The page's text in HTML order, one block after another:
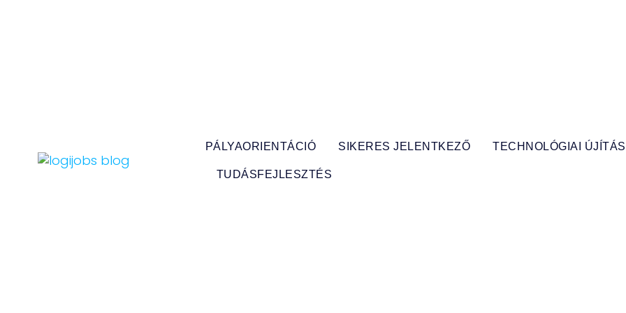
PÁLYAORIENTÁCIÓ SIKERES JELENTKEZŐ TECHNOLÓGIAI
TUDÁSFEJLESZTÉS